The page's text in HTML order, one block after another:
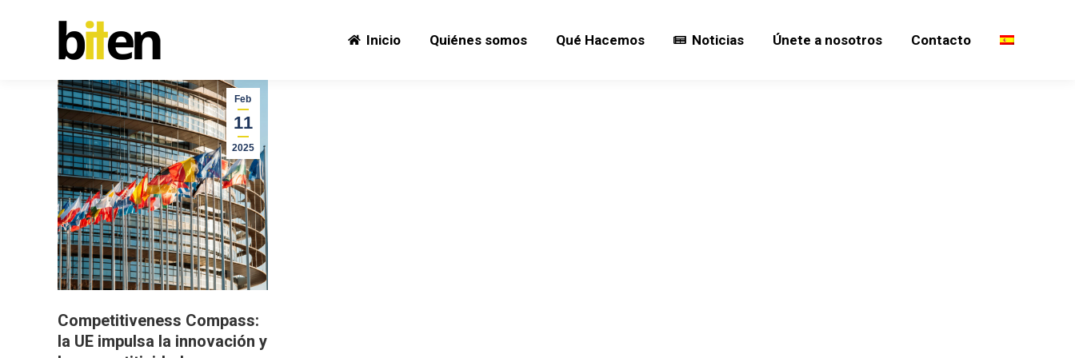
Inicio Quiénes somos Qué Hacemos Noticias Únete a nosotros Contacto
Feb
11
2025
Competitiveness Compass:
la UE impulsa la innovación y